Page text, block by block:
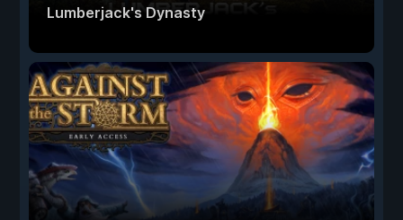
Lumberjack's Dynasty